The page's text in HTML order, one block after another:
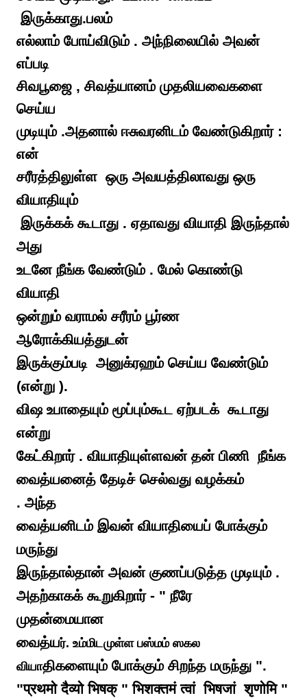
இருக்காது.பலம்
எல்லாம் போய்விடும் . அந்நிலையில் அவன்
எப்படி
சிவபூஜை , சிவத்யானம் முதலியவைகளை
செய்ய
முடியும் .அதனால் ஈசுவரனிடம் வேண்டுகிறார் :
என்
சரீரத்திலுள்ள ஒரு அவயத்திலாவது ஒரு
வியாதியும்
இருக்கக் கூடாது . ஏதாவது வியாதி இருந்தால்
அது
உடனே நீங்க வேண்டும் . மேல் கொண்டு
வியாதி
ஒன்றும் வராமல் சரீரம் பூர்ண
ஆரோக்கியத்துடன்
இருக்கும்படி அனுக்ரஹம் செய்ய வேண்டும்
(என்று ).
விஷ உபாதையும் மூப்பும்கூட ஏற்படக் கூடாது
என்று
கேட்கிறார் . வியாதியுள்ளவன் தன் பிணி நீங்க
வைத்யனைத் தேடிச் செல்வது வழக்கம்
. அந்த
வைத்யனிடம் இவன் வியாதியைப் போக்கும்
மருந்து
இருந்தால்தான் அவன் குணப்படுத்த முடியும் .
அதற்காகக் கூறுகிறார் - " நீரே
முதன்மையான
வைத்யர். உம்மிடமுள்ள பஸ்மம் ஸகல
வியாதிகளையும் போக்கும் சிறந்த மருந்து ".
"प्रथमो दैव्यो भिषक् " भिशक्तमं त्वां भिषजां शृणोमि "